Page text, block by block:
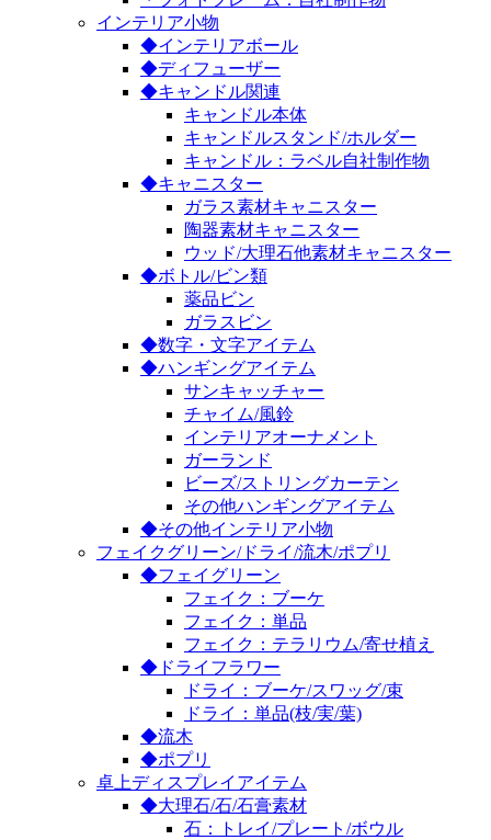
インテリア小物
◆インテリアボール
◆ディフューザー
◆キャンドル関連
キャンドル本体
キャンドルスタンド/ホルダー
キャンドル：ラベル自社制作物
◆キャニスター
ガラス素材キャニスター
陶器素材キャニスター
ウッド/大理石他素材キャニスター
◆ボトル/ビン類
薬品ビン
ガラスビン
◆数字・文字アイテム
◆ハンギングアイテム
サンキャッチャー
チャイム/風鈴
インテリアオーナメント
ガーランド
ビーズ/ストリングカーテン
その他ハンギングアイテム
◆その他インテリア小物
フェイクグリーン/ドライ/流木/ポプリ
◆フェイグリーン
フェイク：ブーケ
フェイク：単品
フェイク：テラリウム/寄せ植え
◆ドライフラワー
ドライ：ブーケ/スワッグ/束
ドライ：単品(枝/実/葉)
◆流木
◆ポプリ
卓上ディスプレイアイテム
◆大理石/石/石膏素材
石：トレイ/プレート/ボウル